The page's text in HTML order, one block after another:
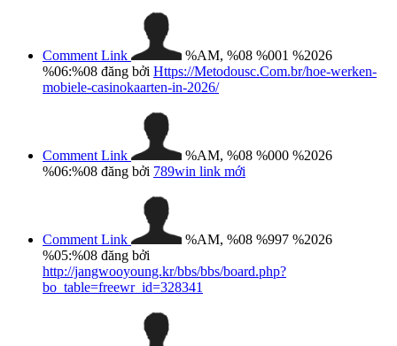
Comment Link
%AM, %08 %001 %2026
%06:%08 đăng bởi Https://Metodousc.Com.br/hoe-werken-
mobiele-casinokaarten-in-2026/
Comment Link
%AM, %08 %000 %2026
%06:%08 đăng bởi 789win link mới
Comment Link
%AM, %08 %997 %2026
%05:%08 đăng bởi
http://jangwooyoung.kr/bbs/bbs/board.php?
bo_table=freewr_id=328341